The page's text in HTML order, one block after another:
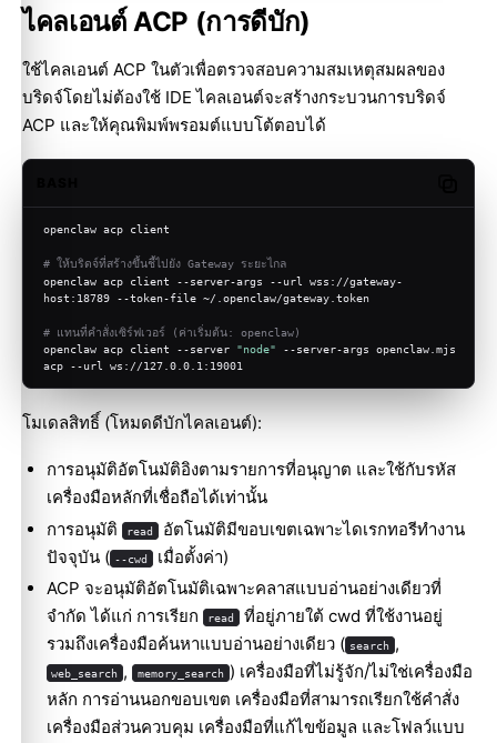
ไคลเอนต์ ACP (การดีบัก)
ใช้ไคลเอนต์ ACP ในตัวเพื่อตรวจสอบความสมเหตุสมผลของ
บริดจ์โดยไม่ต้องใช้ IDE ไคลเอนต์จะสร้างกระบวนการบริดจ์
ACP และให้คุณพิมพ์พรอมต์แบบโต้ตอบได้
openclaw acp client
# ให้บริดจ์ที่สร้างขึ้นชี้ไปยัง Gateway ระยะไกล
openclaw acp client --server-args --url wss://gateway-
host:18789 --token-file ~/.openclaw/gateway.token
# แทนที่คำสั่งเซิร์ฟเวอร์ (ค่าเริ่มต้น: openclaw)
openclaw acp client --server "node" --server-args openclaw.mjs
acp --url ws://127.0.0.1:19001
โมเดลสิทธิ์ (โหมดดีบักไคลเอนต์):
การอนุมัติอัตโนมัติอิงตามรายการที่อนุญาต และใช้กับรหัส
เครื่องมือหลักที่เชื่อถือได้เท่านั้น
การอนุมัติ
read
อัตโนมัติมีขอบเขตเฉพาะไดเรกทอรีทำงาน
ปัจจุบัน ( --cwd
เมื่อตั้งค่า)
ACP จะอนุมัติอัตโนมัติเฉพาะคลาสแบบอ่านอย่างเดียวที่
จำกัด ได้แก่ การเรียก
read
ที่อยู่ภายใต้ cwd ที่ใช้งานอยู่
รวมถึงเครื่องมือค้นหาแบบอ่านอย่างเดียว ( search ,
web_search , memory_search ) เครื่องมือที่ไม่รู้จัก/ไม่ใช่เครื่องมือ
หลัก การอ่านนอกขอบเขต เครื่องมือที่สามารถเรียกใช้คำสั่ง
เครื่องมือส่วนควบคุม เครื่องมือที่แก้ไขข้อมูล และโฟลว์แบบ